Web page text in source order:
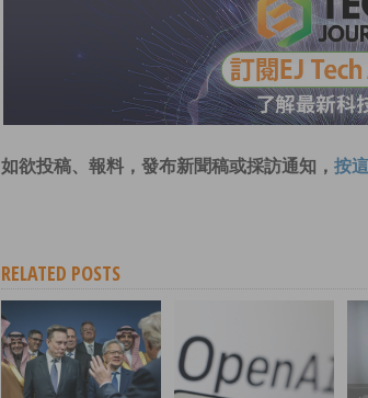
如欲投稿、報料，發布新聞稿或採訪通知， 按
RELATED POSTS